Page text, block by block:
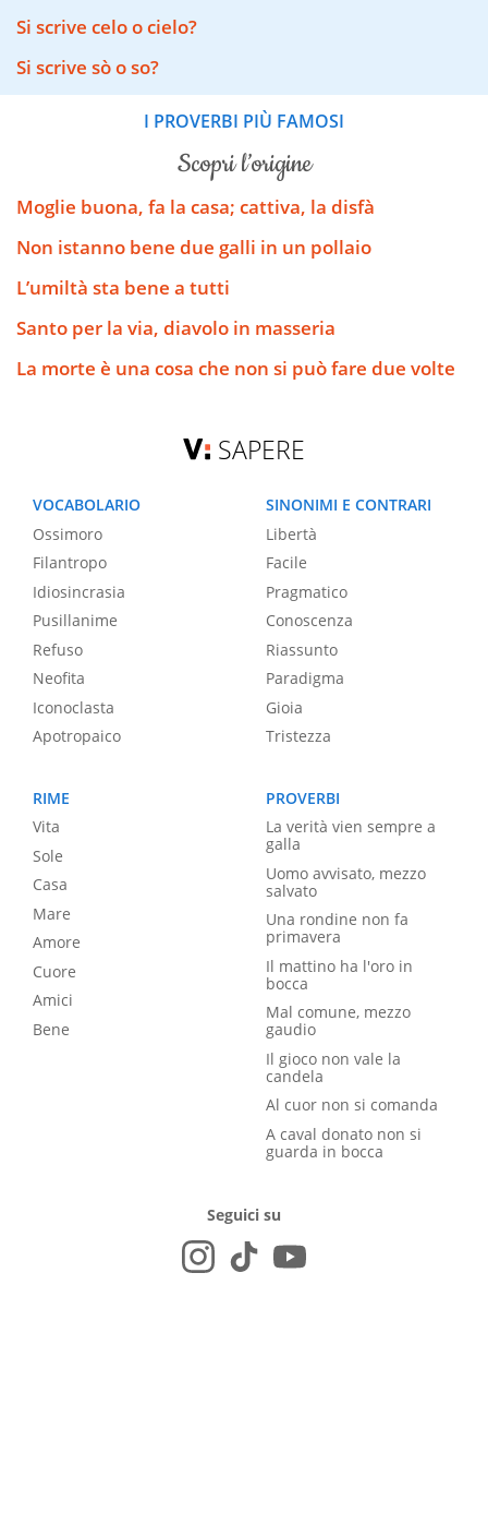
Si scrive celo o cielo?
Si scrive sò o so?
I PROVERBI PIÙ FAMOSI
scopri l’origine
Moglie buona, fa la casa; cattiva, la disfà
Non istanno bene due galli in un pollaio
L’umiltà sta bene a tutti
Santo per la via, diavolo in masseria
La morte è una cosa che non si può fare due volte
SAPERE
VOCABOLARIO
Ossimoro
Filantropo
Idiosincrasia
Pusillanime
Refuso
Neofita
Iconoclasta
Apotropaico
SINONIMI E CONTRARI
Libertà
Facile
Pragmatico
Conoscenza
Riassunto
Paradigma
Gioia
Tristezza
RIME
Vita
Sole
Casa
Mare
Amore
Cuore
Amici
Bene
PROVERBI
La verità vien sempre a
galla
Uomo avvisato, mezzo
salvato
Una rondine non fa
primavera
Il mattino ha l'oro in
bocca
Mal comune, mezzo
gaudio
Il gioco non vale la
candela
Al cuor non si comanda
A caval donato non si
guarda in bocca
Seguici su